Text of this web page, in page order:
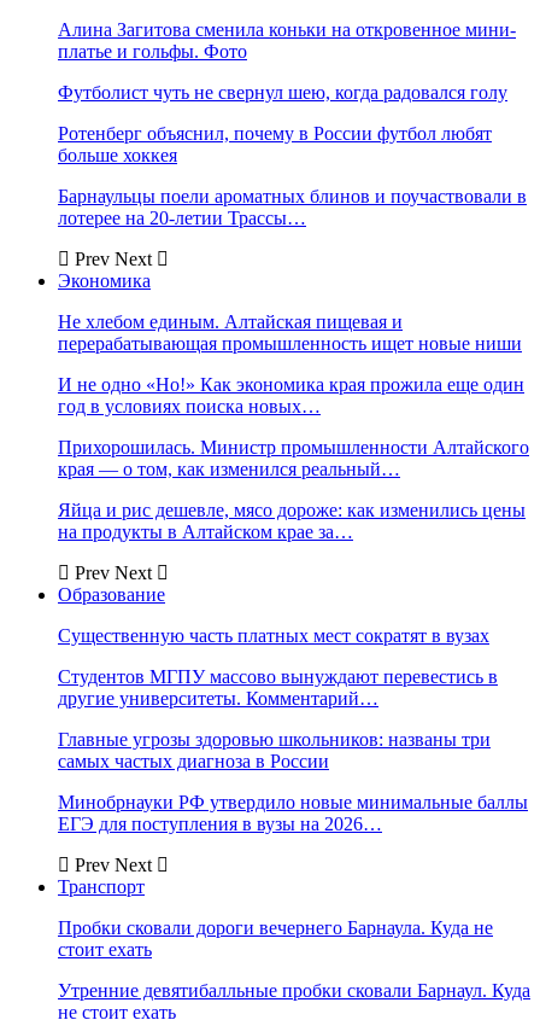
Алина Загитова сменила коньки на откровенное мини-
платье и гольфы. Фото
Футболист чуть не свернул шею, когда радовался голу
Ротенберг объяснил, почему в России футбол любят
больше хоккея
Барнаульцы поели ароматных блинов и поучаствовали в
лотерее на 20-летии Трассы…
Prev Next
Экономика
Не хлебом единым. Алтайская пищевая и
перерабатывающая промышленность ищет новые ниши
И не одно «Но!» Как экономика края прожила еще один
год в условиях поиска новых…
Прихорошилась. Министр промышленности Алтайского
края — о том, как изменился реальный…
Яйца и рис дешевле, мясо дороже: как изменились цены
на продукты в Алтайском крае за…
Prev Next
Образование
Существенную часть платных мест сократят в вузах
Студентов МГПУ массово вынуждают перевестись в
другие университеты. Комментарий…
Главные угрозы здоровью школьников: названы три
самых частых диагноза в России
Минобрнауки РФ утвердило новые минимальные баллы
ЕГЭ для поступления в вузы на 2026…
Prev Next
Транспорт
Пробки сковали дороги вечернего Барнаула. Куда не
стоит ехать
Утренние девятибалльные пробки сковали Барнаул. Куда
не стоит ехать